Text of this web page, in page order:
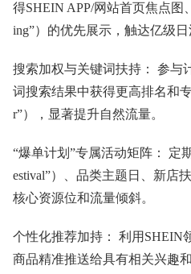
得SHEIN APP/网站首页焦点图
ing”）的优先展示，触达亿级日
搜索加权与关键词扶持： 参与
词搜索结果中获得更高排名和
r”），显著提升自然流量。
“爆单计划”专属活动矩阵： 定
estival”）、品类主题日、新店
核心资源位和流量倾斜。
个性化推荐加持： 利用SHEIN
商品精准推送给具有相关兴趣